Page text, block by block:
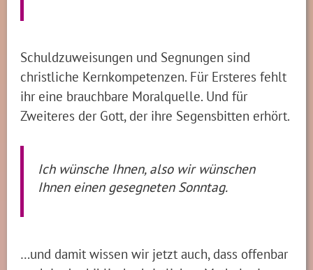
Schuldzuweisungen und Segnungen sind
christliche Kernkompetenzen. Für Ersteres fehlt
ihr eine brauchbare Moralquelle. Und für
Zweiteres der Gott, der ihre Segensbitten erhört.
Ich wünsche Ihnen, also wir wünschen
Ihnen einen gesegneten Sonntag.
…und damit wissen wir jetzt auch, dass offenbar